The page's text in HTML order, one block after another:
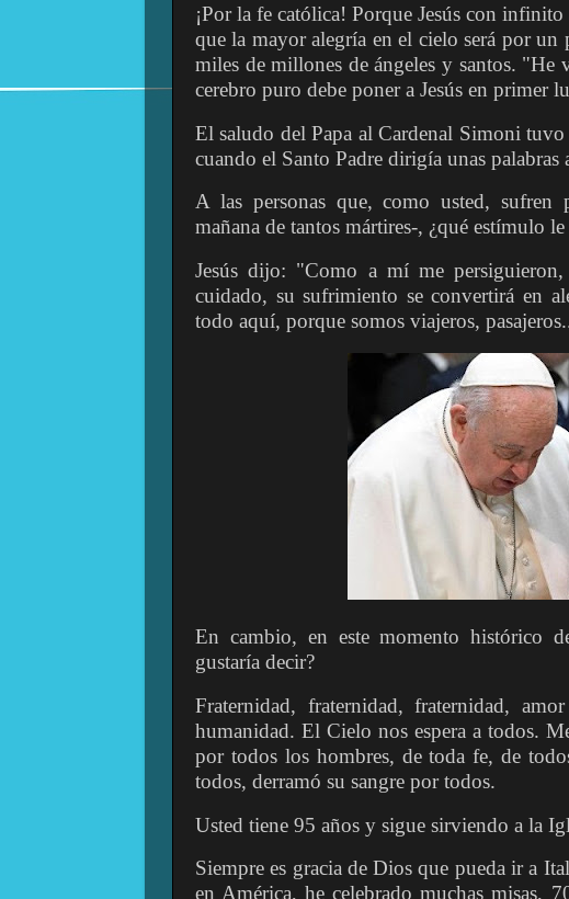
¡Por la fe católica! Porque Jesús con
que la mayor alegría en el cielo será por
miles de millones de ángeles y santos.
cerebro puro debe poner a Jesús en primer
El saludo del Papa al Cardenal Simoni
cuando el Santo Padre dirigía unas
A las personas que, como usted, sufren
mañana de tantos mártires-, ¿qué estímulo le
Jesús dijo: "Como a mí me
cuidado, su sufrimiento se convertirá en
todo aquí, porque somos viajeros,
En cambio, en este momento histórico
gustaría decir?
Fraternidad, fraternidad, fraternidad,
humanidad. El Cielo nos espera a todos.
por todos los hombres, de toda fe, de
todos, derramó su sangre por todos.
Usted tiene 95 años y sigue sirviendo a la
Siempre es gracia de Dios que pueda ir a
en América, he celebrado muchas misas,